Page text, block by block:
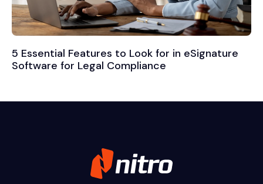
5 Essential Features to Look for in eSignature
Software for Legal Compliance